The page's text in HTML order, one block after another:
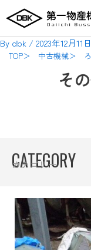
容
を
ス
By dbk / 2023年12月11日
TOP＞ 中古機械＞
そ
CATEGORY
カテゴリー
navigation